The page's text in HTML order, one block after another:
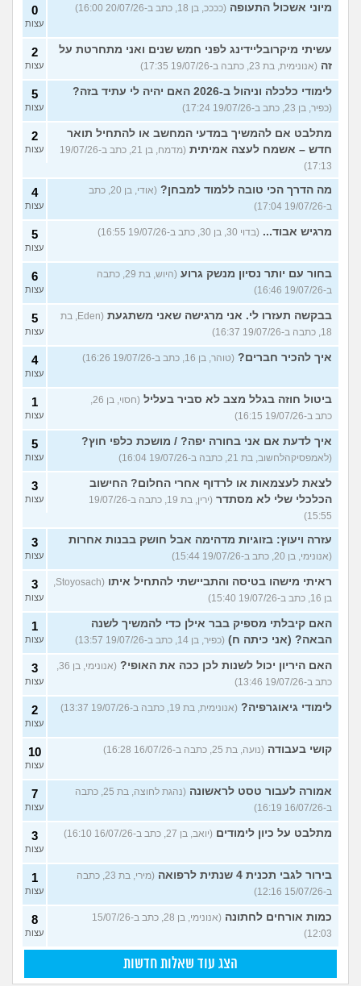
מיוני אשכול התעופה (ככככ, בן 18, כתב ב-20/07/26 16:00) 0
עצות
עשיתי מיקרובליידינג לפני חמש שנים ואני מתחרטת על
זה (אנונימית, בת 23, כתבה ב-19/07/26 17:35)
2
עצות
לימודי כלכלה וניהול ב-2026 האם יהיה לי עתיד בזה?
(כפיר, בן 23, כתב ב-19/07/26 17:24)
5
עצות
מתלבט אם להמשיך במדעי המחשב או להתחיל תואר
חדש – אשמח לעצה אמיתית
(מדמח, בן 21, כתב ב-19/07/26
17:13)
2
עצות
מה הדרך הכי טובה ללמוד למבחן?
(אודי, בן 20, כתב
ב-19/07/26 17:04)
4
עצות
מרגיש אבוד... (בדוי 30, בן 30, כתב ב-19/07/26 16:55) 5
עצות
בחור עם יותר נסיון מנשק גרוע
(היוש, בת 29, כתבה
ב-19/07/26 16:46)
6
עצות
בבקשה תעזרו לי. אני מרגישה שאני משתגעת
(Eden, בת
18, כתבה ב-19/07/26 16:37)
5
עצות
איך להכיר חברים? (טוהר, בן 16, כתב ב-19/07/26 16:26) 4
עצות
ביטול חוזה בגלל מצב לא סביר בעליל
(חסוי, בן 26,
כתב ב-19/07/26 16:15)
1
עצות
איך לדעת אם אני בחורה יפה? / מושכת כלפי חוץ?
(לאמפסיקהלחשוב, בת 21, כתבה ב-19/07/26 16:04)
5
עצות
לצאת לעצמאות או לרדוף אחרי החלום? החישוב
הכלכלי שלי לא מסתדר
(ירין, בת 19, כתבה ב-19/07/26
15:55)
3
עצות
עזרה ויעוץ: בזוגיות מדהימה אבל חושק בבנות אחרות
(אנונימי, בן 20, כתב ב-19/07/26 15:44)
3
עצות
ראיתי מישהו בטיסה והתביישתי להתחיל איתו
(Stoyosach,
בן 16, כתב ב-19/07/26 15:40)
3
עצות
האם קיבלתי מספיק בבר אילן כדי להמשיך לשנה
הבאה? (אני כיתה ח) (כפיר, בן 14, כתב ב-19/07/26 13:57)
1
עצות
האם היריון יכול לשנות לכן ככה את האופי?
(אנונימי, בן 36,
כתב ב-19/07/26 13:46)
3
עצות
לימודי גיאוגרפיה? (אנונימית, בת 19, כתבה ב-19/07/26 13:37) 2
עצות
קושי בעבודה (נועה, בת 25, כתבה ב-16/07/26 16:28) 10
עצות
אמורה לעבור טסט לראשונה
(נהגת לחוצה, בת 25, כתבה
ב-16/07/26 16:19)
7
עצות
מתלבט על כיון לימודים (יואב, בן 27, כתב ב-16/07/26 16:10) 3
עצות
בירור לגבי תכנית 4 שנתית לרפואה
(מירי, בת 23, כתבה
ב-15/07/26 12:16)
1
עצות
כמות אורחים לחתונה
(אנונימי, בן 28, כתב ב-15/07/26
12:03)
8
עצות
הצג עוד שאלות חדשות